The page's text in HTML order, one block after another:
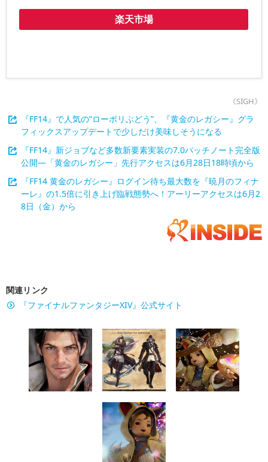
楽天市場
《SIGH》
『FF14』で人気の“ローポリぶどう”、『黄金のレガシー』グラ
フィックスアップデートで少しだけ美味しそうになる
『FF14』新ジョブなど多数新要素実装の7.0パッチノート完全版
公開―「黄金のレガシー」先行アクセスは6月28日18時頃から
『FF14 黄金のレガシー』ログイン待ち最大数を『暁月のフィナ
ーレ』の1.5倍に引き上げ臨戦態勢へ！アーリーアクセスは6月2
8日（金）から
関連リンク
『ファイナルファンタジーXIV』公式サイト